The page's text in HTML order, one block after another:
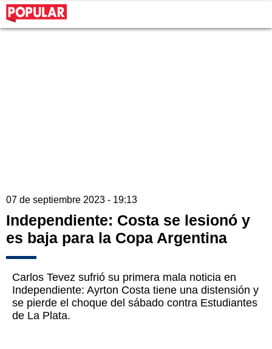
07 de septiembre 2023 - 19:13
Independiente: Costa se lesionó y
es baja para la Copa Argentina
Carlos Tevez sufrió su primera mala noticia en
Independiente: Ayrton Costa tiene una distensión y
se pierde el choque del sábado contra Estudiantes
de La Plata.